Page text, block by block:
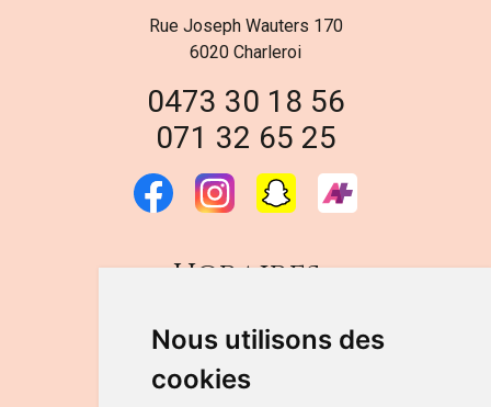
Nous utilisons des
cookies
Rue Joseph Wauters 170
6020 Charleroi
0473 30 18 56
071 32 65 25
Horaires
DU LUNDI AU VENDREDI
de 9h à 12h30 et de 14h à 18h
LE SAMEDI